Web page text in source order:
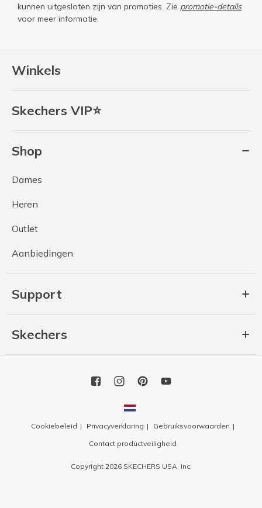
Winkels
Skechers VIP⭐
Shop
Dames
Heren
Outlet
Aanbiedingen
Support
Skechers
kunnen uitgesloten zijn van promoties. Zie promotie-details
voor meer informatie.
Cookiebeleid Privacyverklaring
Gebruiksvoorwaarden
Contact productveiligheid
Copyright 2026 SKECHERS USA, Inc.